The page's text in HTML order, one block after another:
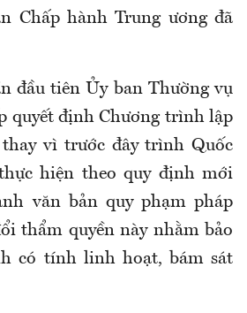
Chấp hành Trung ương đã
đầu tiên Ủy ban Thường vụ
quyết định Chương trình lập
vì trước đây trình Quốc
hiện theo quy định mới
văn bản quy phạm pháp
thẩm quyền này nhằm bảo
có tính linh hoạt, bám sát